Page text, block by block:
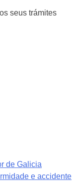
seus trámites
de Galicia
e accidente